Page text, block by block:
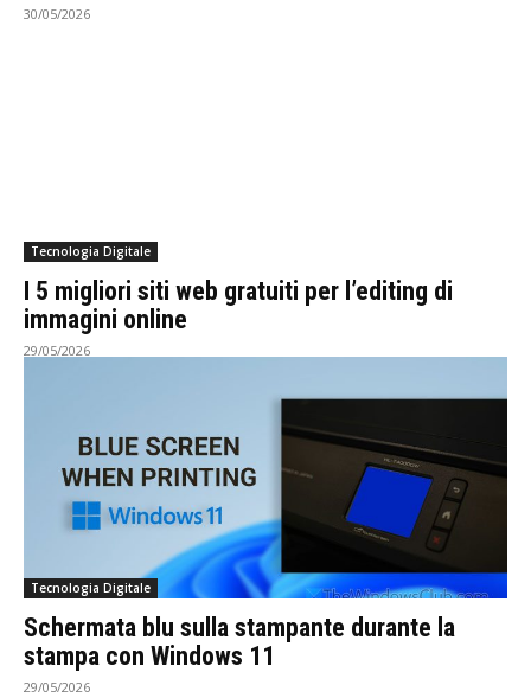
30/05/2026
Tecnologia Digitale
I 5 migliori siti web gratuiti per l’editing di
immagini online
29/05/2026
Tecnologia Digitale
Schermata blu sulla stampante durante la
stampa con Windows 11
29/05/2026